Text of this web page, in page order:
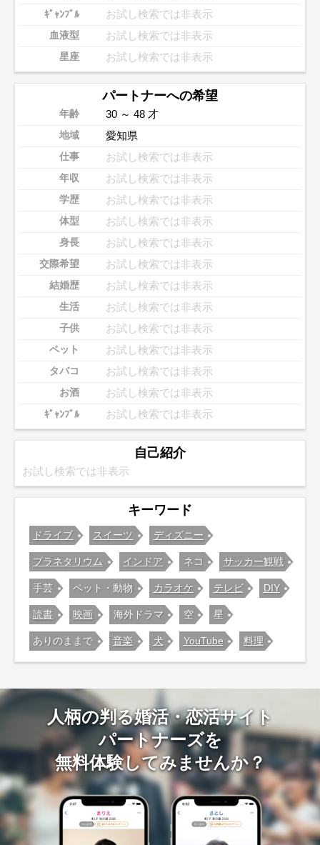
ｷﾞｬﾝﾌﾞﾙ お試し検索では非表示
血液型 お試し検索では非表示
星座 お試し検索では非表示
パートナーへの希望
年齢 30 ～ 48 才
地域 愛知県
仕事 お試し検索では非表示
年収 お試し検索では非表示
学歴 お試し検索では非表示
体型 お試し検索では非表示
身長 お試し検索では非表示
交際希望 お試し検索では非表示
結婚歴 お試し検索では非表示
生活 お試し検索では非表示
子供 お試し検索では非表示
ペット お試し検索では非表示
タバコ お試し検索では非表示
お酒 お試し検索では非表示
ｷﾞｬﾝﾌﾞﾙ お試し検索では非表示
自己紹介
お試し検索では非表示
キーワード
ドライブ スイーツ ディズニー
プラネタリウム インドア ネコ サッカー観戦
手芸 ペット・動物 カラオケ テレビ DIY
読書 映画 海外ドラマ 空 星
ありのままで 音楽 犬 YouTube 料理
人柄の判る婚活・恋活サイト
パートナーズを
無料体験してみませんか？